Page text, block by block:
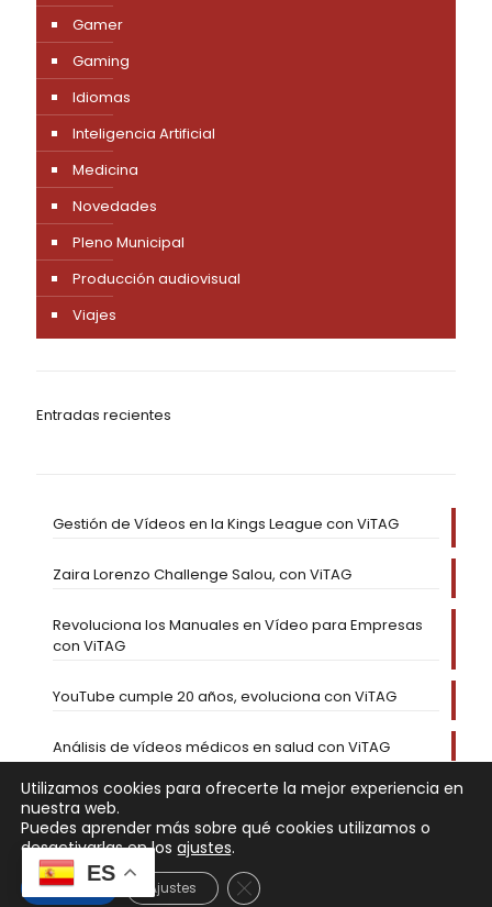
Gamer
Gaming
Idiomas
Inteligencia Artificial
Medicina
Novedades
Pleno Municipal
Producción audiovisual
Viajes
Entradas recientes
Gestión de Vídeos en la Kings League con ViTAG
Zaira Lorenzo Challenge Salou, con ViTAG
Revoluciona los Manuales en Vídeo para Empresas
con ViTAG
YouTube cumple 20 años, evoluciona con ViTAG
Análisis de vídeos médicos en salud con ViTAG
ES
Utilizamos cookies para ofrecerte la mejor experiencia en
nuestra web.
Puedes aprender más sobre qué cookies utilizamos o
desactivarlas en los ajustes.
Aceptar Ajustes Cerrar el banner de cookies